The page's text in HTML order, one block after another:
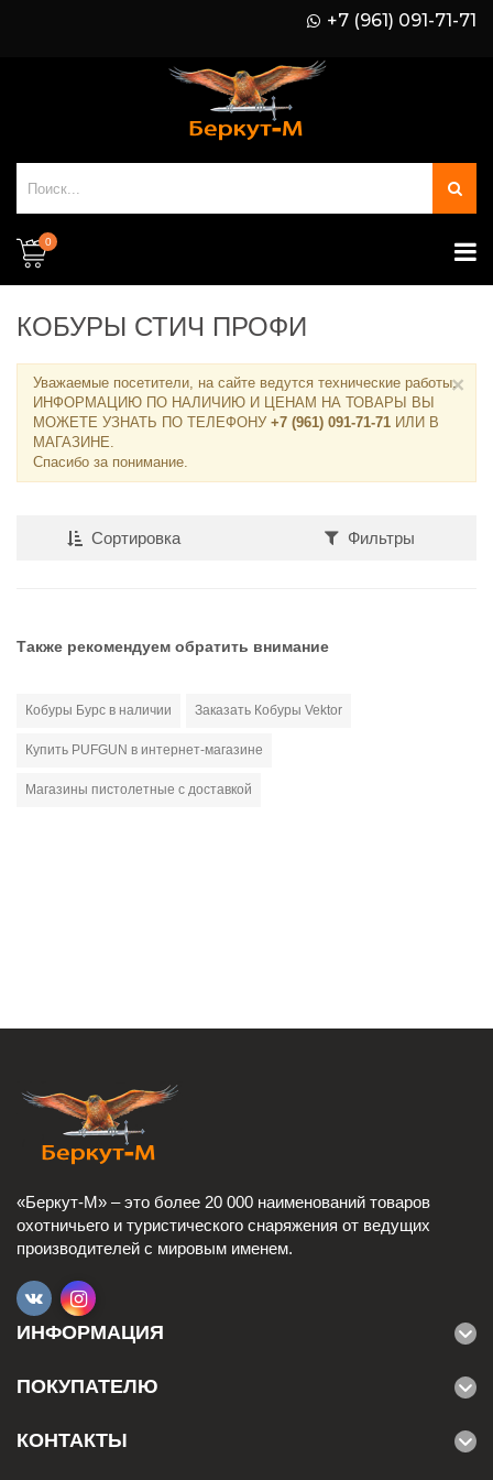
+7 (961) 091-71-71
0
КОБУРЫ СТИЧ ПРОФИ
Уважаемые посетители, на сайте ведутся технические работы.
ИНФОРМАЦИЮ ПО НАЛИЧИЮ И ЦЕНАМ НА ТОВАРЫ ВЫ
МОЖЕТЕ УЗНАТЬ ПО ТЕЛЕФОНУ +7 (961) 091-71-71 ИЛИ В
МАГАЗИНЕ.
Спасибо за понимание.
×
Сортировка Фильтры
Также рекомендуем обратить внимание
Кобуры Бурс в наличии Заказать Кобуры Vektor
Купить PUFGUN в интернет-магазине
Магазины пистолетные с доставкой
«Беркут-М» – это более 20 000 наименований товаров
охотничьего и туристического снаряжения от ведущих
производителей с мировым именем.
ИНФОРМАЦИЯ
ПОКУПАТЕЛЮ
КОНТАКТЫ